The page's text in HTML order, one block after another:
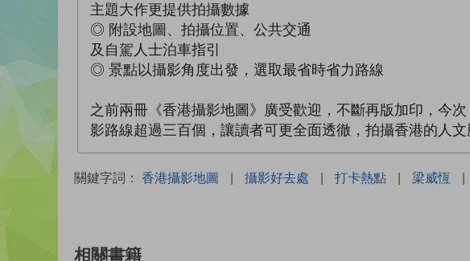
主題大作更提供拍攝數據
◎ 附設地圖、拍攝位置、公共交通
及自駕人士泊車指引
◎ 景點以攝影角度出發，選取最省時省力路線
之前兩冊《香港攝影地圖》廣受歡迎，不斷再版加印，今
影路線超過三百個，讓讀者可更全面透徹，拍攝香港的人文
關鍵字詞： 香港攝影地圖 | 攝影好去處 | 打卡熱點 | 梁威恆 |
相關書籍